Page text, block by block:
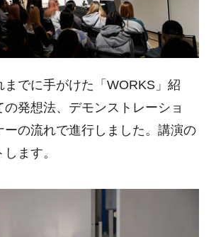
までに手がけた「WORKS」紹
発想法、デモンストレーショ
ーの流れで進行しました。講演の
ます。